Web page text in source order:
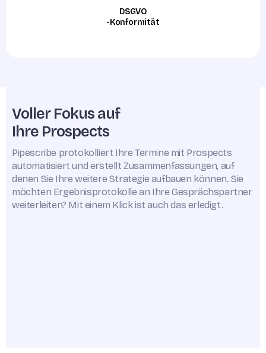
DSGVO
-Konformität
Voller Fokus auf
Ihre Prospects
Pipescribe protokolliert Ihre Termine mit Prospects
automatisiert und erstellt Zusammenfassungen, auf
denen Sie Ihre weitere Strategie aufbauen können. Sie
möchten Ergebnisprotokolle an Ihre Gesprächspartner
weiterleiten? Mit einem Klick ist auch das erledigt.